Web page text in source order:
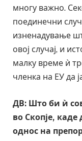
многу важно.
поединечни
изненадување
овој случај, и
малку време ѝ
членка на ЕУ да
ДВ: Што би ѝ
во Скопје,
однос на